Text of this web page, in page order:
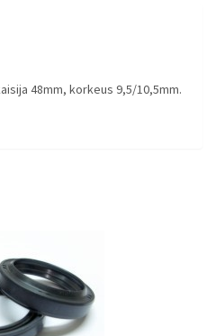
48mm, korkeus 9,5/10,5mm.